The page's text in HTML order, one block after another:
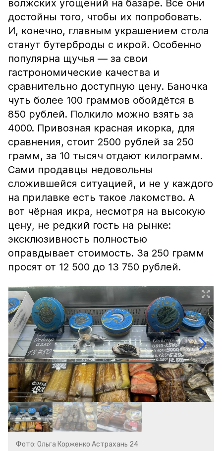
волжских угощений на базаре. Все они
достойны того, чтобы их попробовать.
И, конечно, главным украшением стола
станут бутерброды с икрой. Особенно
популярна щучья — за свои
гастрономические качества и
сравнительно доступную цену. Баночка
чуть более 100 граммов обойдётся в
850 рублей. Полкило можно взять за
4000. Привозная красная икорка, для
сравнения, стоит 2500 рублей за 250
грамм, за 10 тысяч отдают килограмм.
Сами продавцы недовольны
сложившейся ситуацией, и не у каждого
на прилавке есть такое лакомство. А
вот чёрная икра, несмотря на высокую
цену, не редкий гость на рынке:
эксклюзивность полностью
оправдывает стоимость. За 250 грамм
просят от 12 500 до 13 750 рублей.
Фото: Ольга Корженко Астрахань 24